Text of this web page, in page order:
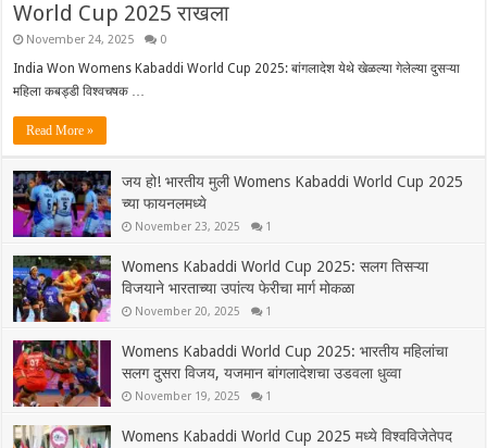
World Cup 2025 राखला
November 24, 2025 0
India Won Womens Kabaddi World Cup 2025: बांगलादेश येथे खेळल्या गेलेल्या दुसऱ्या
महिला कबड्डी विश्वचषक …
Read More »
जय हो! भारतीय मुली Womens Kabaddi World Cup 2025
च्या फायनलमध्ये
November 23, 2025 1
Womens Kabaddi World Cup 2025: सलग तिसऱ्या
विजयाने भारताच्या उपांत्य फेरीचा मार्ग मोकळा
November 20, 2025 1
Womens Kabaddi World Cup 2025: भारतीय महिलांचा
सलग दुसरा विजय, यजमान बांगलादेशचा उडवला धुव्वा
November 19, 2025 1
Womens Kabaddi World Cup 2025 मध्ये विश्वविजेतेपद